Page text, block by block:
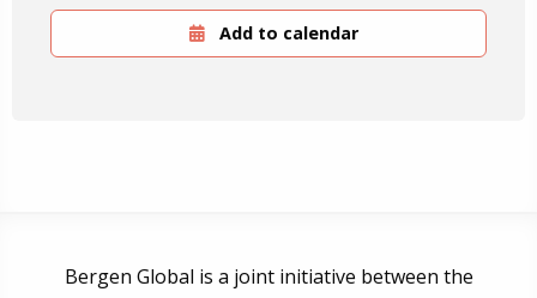
Add to calendar
Bergen Global is a joint initiative between the